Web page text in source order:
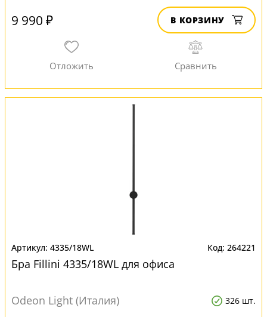
9 990 ₽ В КОРЗИНУ
4335/18WL 264221
Бра Fillini 4335/18WL для офиса
Odeon Light (Италия) 326 шт.